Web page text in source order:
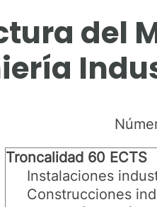
del
Troncalidad 60 ECTS
Instalaciones
Construcciones